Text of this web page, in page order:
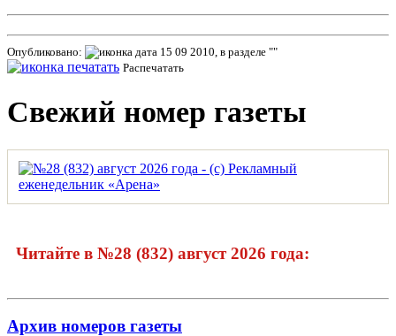
Опубликовано:
15 09 2010, в разделе ""
Распечатать
Свежий номер газеты
Читайте в №28 (832) август 2026 года:
Архив номеров газеты